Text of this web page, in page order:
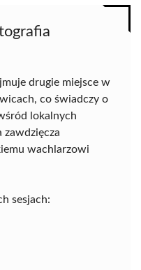
drugie miejsce w
co świadczy o
lokalnych
zawdzięcza
wachlarzowi
sesjach: